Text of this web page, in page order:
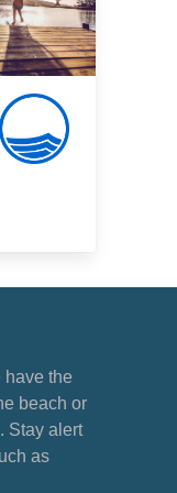
have the
beach or
Stay alert
as